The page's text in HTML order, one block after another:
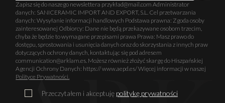
Zapisz się do naszego newslettera przykład@mail.com Administrator
danych: SANICERAMIC IMPORT AND EXPORT, S.L. Cel przetwarzania
danych: Wysyłanie informacji handlowych Podstawa prawna: Zgoda osoby
zainteresowanej Odbiorcy: Dane nie będą przekazywane osobom trzecim,
chyba że będzie to wymagane przepisami prawa Prawa: Masz prawo do
dostępu, sprostowania i usunięcia danych oraz do skorzystania z innych praw
dotyczących ochrony danych, kontaktując się pod adresem
communication@arklam.es. Możesz również złożyć skargę do Hiszpańskiej
Agencji Ochrony Danych: https:// www.aepd.es/ Więcej informacji w naszej
Polityce Prywatności.
Przeczytałem i akceptuję politykę prywatności